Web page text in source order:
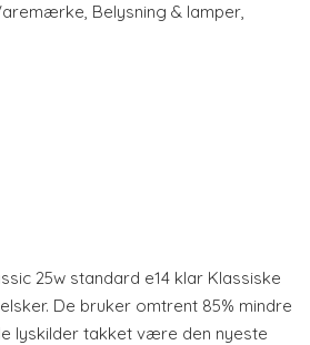
, Belysning & lamper,
25w standard e14 klar Klassiske
De bruker omtrent 85% mindre
lyskilder takket være den nyeste